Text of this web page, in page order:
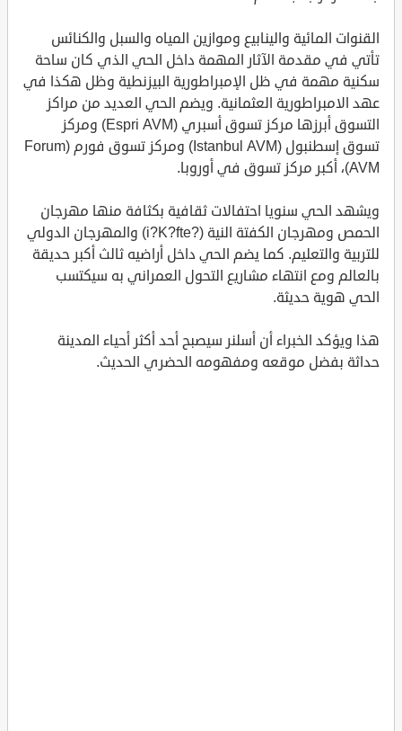
القنوات المائية والينابيع وموازين المياه والسبل والكنائس
تأتي في مقدمة الآثار المهمة داخل الحي الذي كان ساحة
سكنية مهمة في ظل الإمبراطورية البيزنطية وظل هكذا في
عهد الامبراطورية العثمانية. ويضم الحي العديد من مراكز
التسوق أبرزها مركز تسوق أسبري (Espri AVM) ومركز
تسوق إسطنبول (Istanbul AVM) ومركز تسوق فورم (Forum
AVM)، أكبر مركز تسوق في أوروبا.
ويشهد الحي سنويا احتفالات ثقافية بكثافة منها مهرجان
الحمص ومهرجان الكفتة النية (?i?K?fte) والمهرجان الدولي
للتربية والتعليم. كما يضم الحي داخل أراضيه ثالث أكبر حديقة
بالعالم ومع انتهاء مشاريع التحول العمراني به سيكتسب
الحي هوية حديثة.
هذا ويؤكد الخبراء أن أسلنر سيصبح أحد أكثر أحياء المدينة
حداثة بفضل موقعه ومفهومه الحضري الحديث.